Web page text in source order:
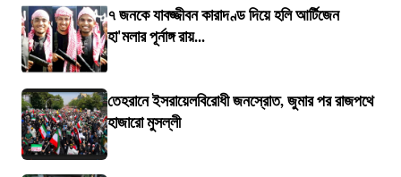
৭ জনকে যাবজ্জীবন কারাদণ্ড দিয়ে হলি আর্টিজেন
হা'মলার পূর্নাঙ্গ রায়...
তেহরানে ইসরায়েলবিরোধী জনস্রোত, জুমার পর রাজপথে
হাজারো মুসল্লী